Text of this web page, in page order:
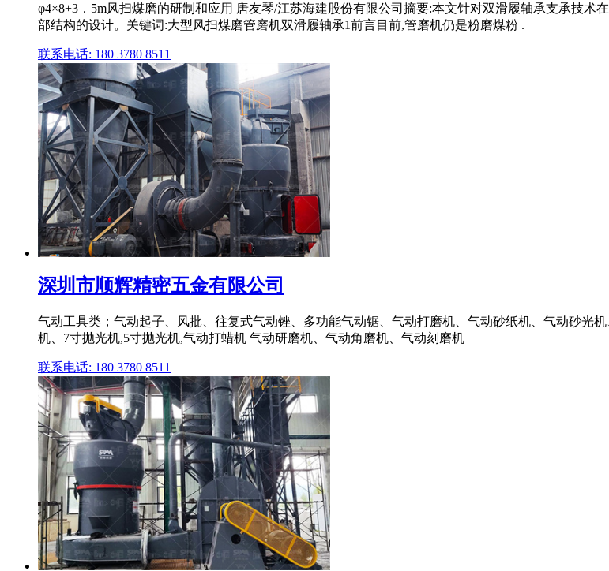
φ4×8+3．5m风扫煤磨的研制和应用 唐友琴/江苏海建股份有限公司摘要:本文针对双滑履轴承支承技术
部结构的设计。关键词:大型风扫煤磨管磨机双滑履轴承1前言目前,管磨机仍是粉磨煤粉 .
联系电话: 180 3780 8511
深圳市顺辉精密五金有限公司
气动工具类；气动起子、风批、往复式气动锉、多功能气动锯、气动打磨机、气动砂纸机、气动砂光
机、7寸抛光机,5寸抛光机,气动打蜡机 气动研磨机、气动角磨机、气动刻磨机
联系电话: 180 3780 8511